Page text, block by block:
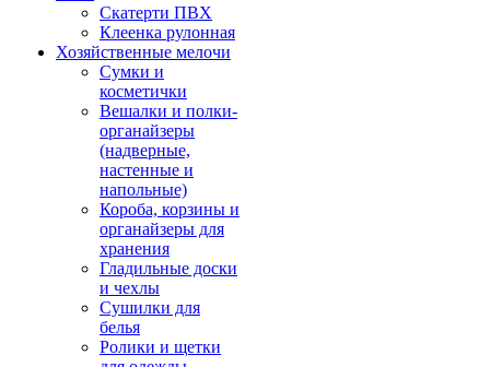
Скатерти ПВХ
Клеенка рулонная
Хозяйственные мелочи
Сумки и
косметички
Вешалки и полки-
органайзеры
(надверные,
настенные и
напольные)
Короба, корзины и
органайзеры для
хранения
Гладильные доски
и чехлы
Сушилки для
белья
Ролики и щетки